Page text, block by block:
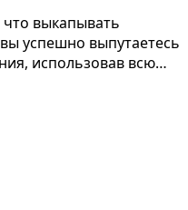
что выкапывать
успешно выпутаетесь
использовав всю